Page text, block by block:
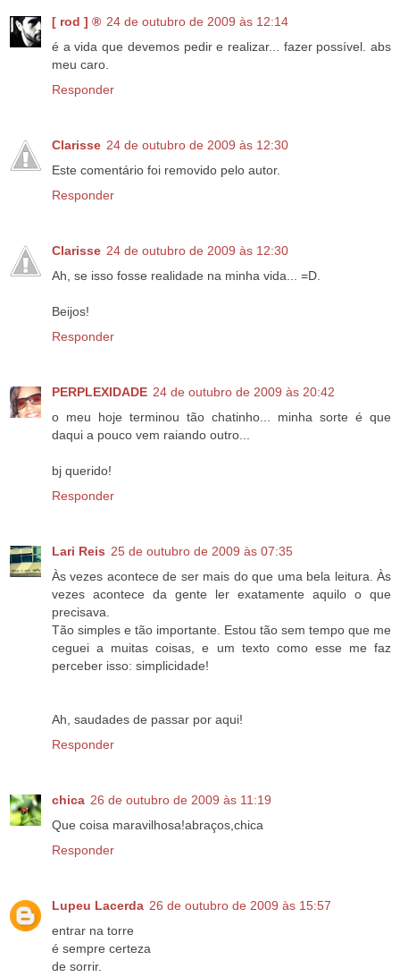
[ rod ] ® 24 de outubro de 2009 às 12:14
é a vida que devemos pedir e realizar... fazer possível. abs
meu caro.
Responder
Clarisse 24 de outubro de 2009 às 12:30
Este comentário foi removido pelo autor.
Responder
Clarisse 24 de outubro de 2009 às 12:30
Ah, se isso fosse realidade na minha vida... =D.
Beijos!
Responder
PERPLEXIDADE 24 de outubro de 2009 às 20:42
o meu hoje terminou tão chatinho... minha sorte é que
daqui a pouco vem raiando outro...
bj querido!
Responder
Lari Reis 25 de outubro de 2009 às 07:35
Às vezes acontece de ser mais do que uma bela leitura. Às
vezes acontece da gente ler exatamente aquilo o que
precisava.
Tão simples e tão importante. Estou tão sem tempo que me
ceguei a muitas coisas, e um texto como esse me faz
perceber isso: simplicidade!
Ah, saudades de passar por aqui!
Responder
chica 26 de outubro de 2009 às 11:19
Que coisa maravilhosa!abraços,chica
Responder
Lupeu Lacerda 26 de outubro de 2009 às 15:57
entrar na torre
é sempre certeza
de sorrir.